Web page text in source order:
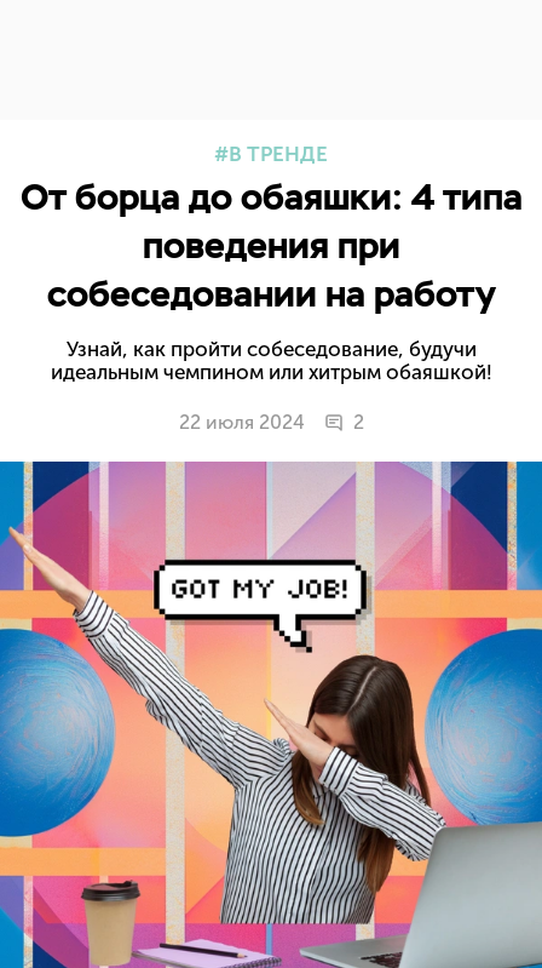
В ТРЕНДЕ
От борца до обаяшки: 4 типа
поведения при
собеседовании на работу
Узнай, как пройти собеседование, будучи
идеальным чемпином или хитрым обаяшкой!
22 июля 2024 2